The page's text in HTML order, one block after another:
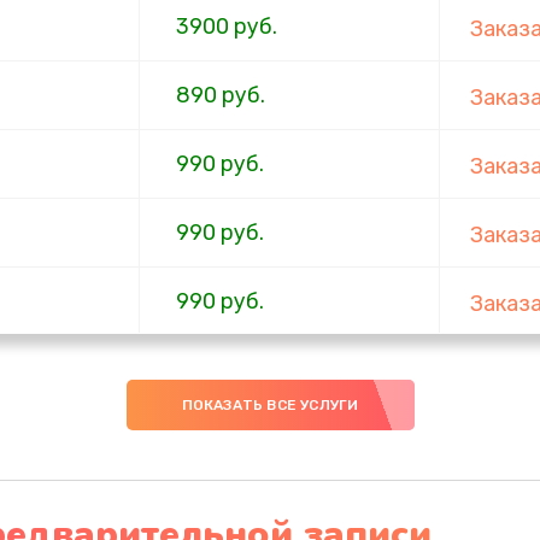
3900 руб.
890 руб.
990 руб.
990 руб.
990 руб.
990 руб.
ПОКАЗАТЬ ВСЕ УСЛУГИ